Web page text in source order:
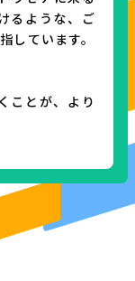
るような、ご
しています。
ことが、より